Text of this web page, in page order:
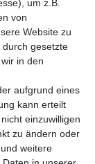
um z.B.
von
Website zu
gesetzte
in den
aufgrund eines
kann erteilt
einzuwilligen
zu ändern oder
und weitere